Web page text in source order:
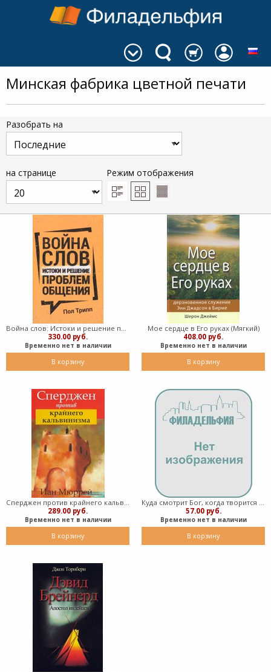
Минская фабрика цветной печати
Разобрать на
на странице Режим отображения
330.00 руб.
Временно нет в наличии
В корзину
Мое сердце в Его руках (Мягкий)
408.00 руб.
Временно нет в наличии
В корзину
289.00 руб.
Временно нет в наличии
В корзину
57.00 руб.
Временно нет в наличии
В корзину